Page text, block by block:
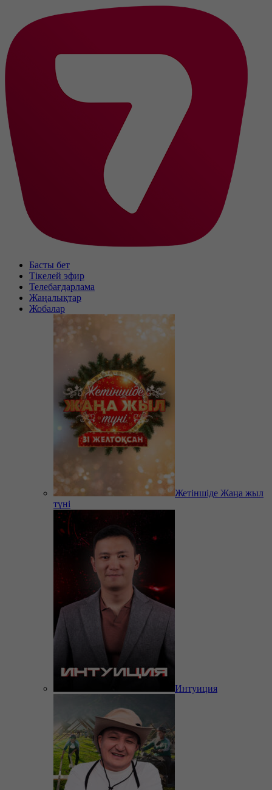
Басты бет
Тікелей эфир
Телебағдарлама
Жаңалықтар
Жобалар
Жетіншіде Жаңа жыл
түні
Интуиция